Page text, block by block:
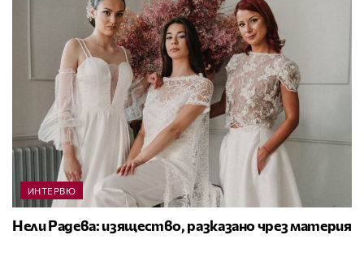
ИНТЕРВЮ
Нели Радева: изящество, разказано чрез материя